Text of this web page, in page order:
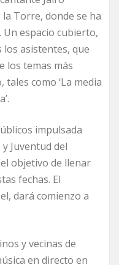
Torre, donde se ha
Un espacio cubierto,
asistentes, que
los temas más
como ‘La media
impulsada
Juventud del
objetivo de llenar
fechas. El
dará comienzo a
y vecinas de
en directo en